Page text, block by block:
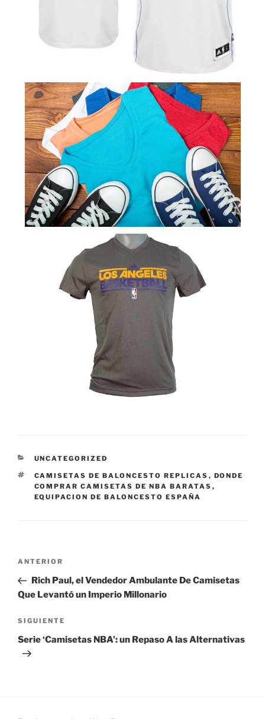
CATEGORÍAS
UNCATEGORIZED
ETIQUETAS
CAMISETAS DE BALONCESTO REPLICAS , DONDE
COMPRAR CAMISETAS DE NBA BARATAS ,
EQUIPACION DE BALONCESTO ESPAÑA
Navegación
entradas
Entrada
anterior:
ANTERIOR
Rich Paul, el Vendedor Ambulante De Camisetas
Que Levantó un Imperio Millonario
Siguiente
entrada
SIGUIENTE
Serie ‘Camisetas NBA’: un Repaso A las Alternativas